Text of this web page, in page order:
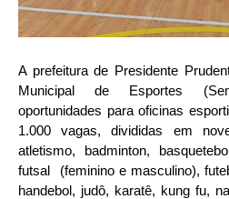
A prefeitura de Presidente
Municipal de Esportes
oportunidades para oficinas
1.000 vagas, divididas em
atletismo, badminton,
futsal (feminino e masculino),
handebol, judô, karatê, kung fu,